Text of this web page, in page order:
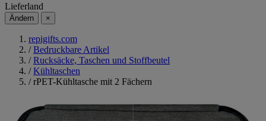
Lieferland
Ändern ×
repigifts.com
/ Bedruckbare Artikel
/ Rucksäcke, Taschen und Stoffbeutel
/ Kühltaschen
/ rPET-Kühltasche mit 2 Fächern